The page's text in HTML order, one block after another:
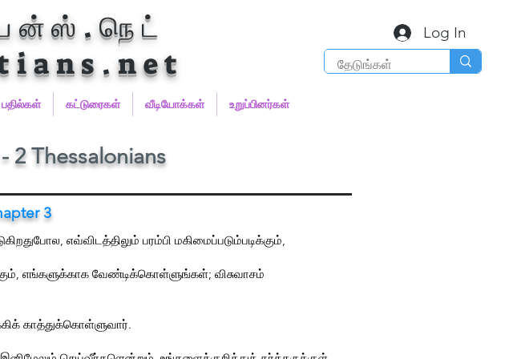
Log In
கட்டுரைகள் வீடியோக்கள் உறுப்பினர்கள்
Thessalonians
3
எவ்விடத்திலும் பரம்பி மகிமைப்படும்படிக்கும்,
எங்களுக்காக வேண்டிக்கொள்ளுங்கள்; விசுவாசம்
காத்துக்கொள்ளுவார்.